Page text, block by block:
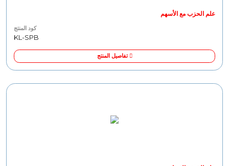
علم الحزب مع الأسهم
كود المنتج
KL-SPB
تفاصيل المنتج